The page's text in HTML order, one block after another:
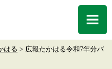
ニ
ュ
ー
はる > 広報たかはる令和7年分バ